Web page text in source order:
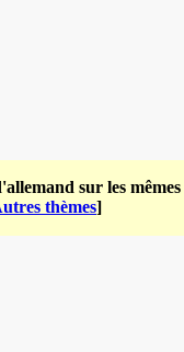
sur les mêmes
thèmes]